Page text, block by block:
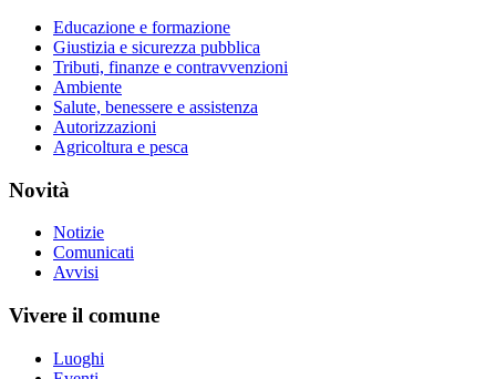
Educazione e formazione
Giustizia e sicurezza pubblica
Tributi, finanze e contravvenzioni
Ambiente
Salute, benessere e assistenza
Autorizzazioni
Agricoltura e pesca
Novità
Notizie
Comunicati
Avvisi
Vivere il comune
Luoghi